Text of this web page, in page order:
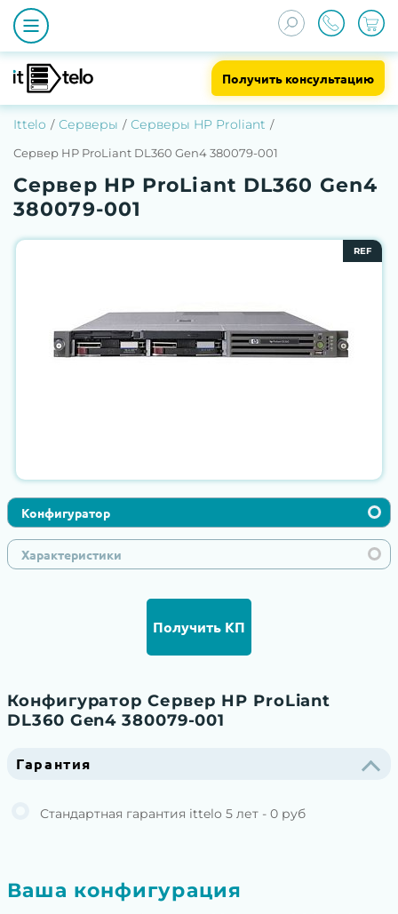
Получить консультацию
Ittelo Серверы Серверы HP Proliant
Сервер HP ProLiant DL360 Gen4 380079-001
Сервер HP ProLiant DL360 Gen4
380079-001
REF
Конфигуратор
Характеристики
Получить КП
Конфигуратор Сервер HP ProLiant
DL360 Gen4 380079-001
Гарантия
Стандартная гарантия ittelo 5 лет - 0 руб
Ваша конфигурация